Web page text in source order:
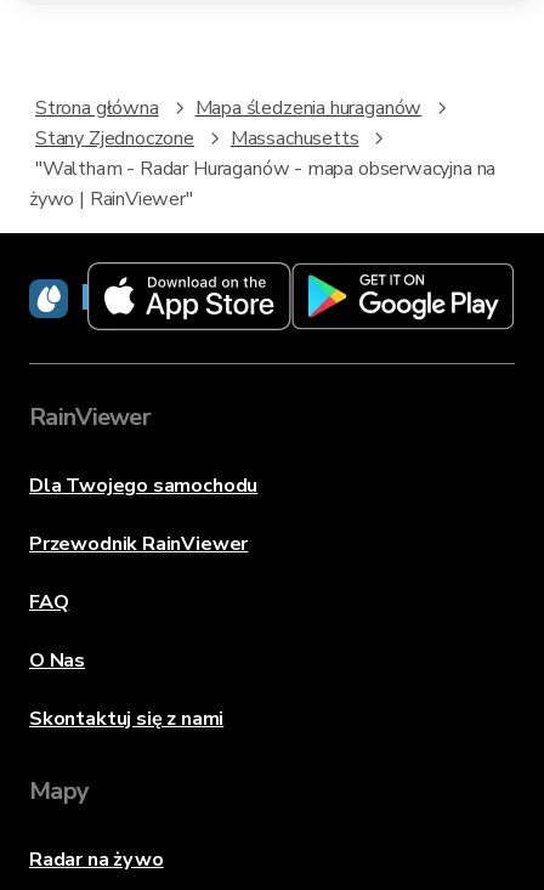
Strona główna
Mapa śledzenia huraganów
Stany Zjednoczone
Massachusetts
"Waltham - Radar Huraganów - mapa obserwacyjna na
żywo | RainViewer"
RainViewer
RainViewer
Dla Twojego samochodu
Przewodnik RainViewer
FAQ
O Nas
Skontaktuj się z nami
Mapy
Radar na żywo